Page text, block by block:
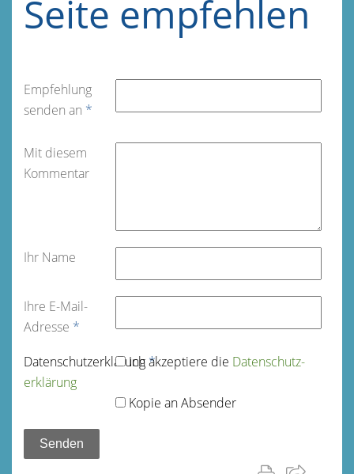
Seite empfehlen
Empfehlung
senden an *
Mit diesem
Kommentar
Ihr Name
Ihre E-Mail-
Adresse *
Datenschutz­erklärung*
Ich akzeptiere die Datenschutz­
erklärung
Kopie an Absender